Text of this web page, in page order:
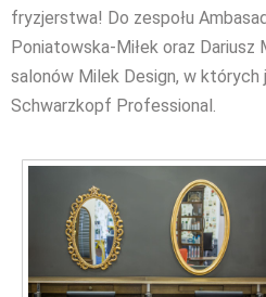
fryzjerstwa! Do zespołu
Poniatowska-Miłek oraz Dariusz
salonów Milek Design, w
Schwarzkopf Professional.